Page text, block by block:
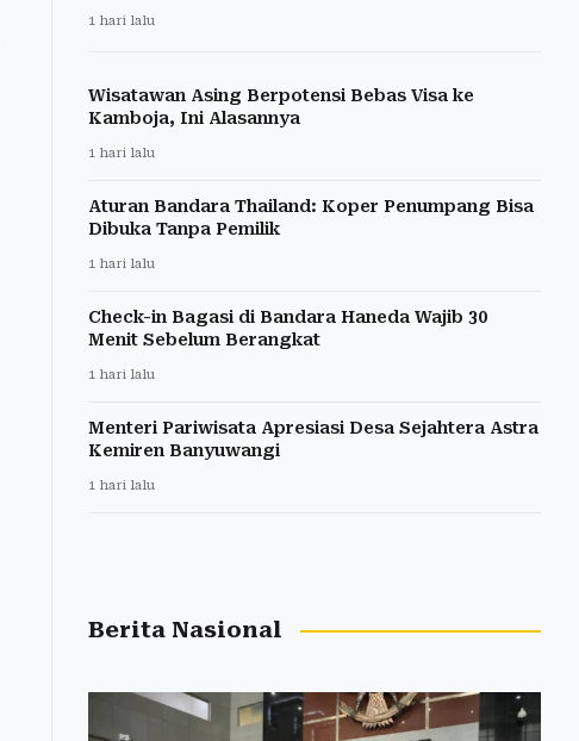
1 hari lalu
Wisatawan Asing Berpotensi Bebas Visa ke
Kamboja, Ini Alasannya
1 hari lalu
Aturan Bandara Thailand: Koper Penumpang Bisa
Dibuka Tanpa Pemilik
1 hari lalu
Check-in Bagasi di Bandara Haneda Wajib 30
Menit Sebelum Berangkat
1 hari lalu
Menteri Pariwisata Apresiasi Desa Sejahtera Astra
Kemiren Banyuwangi
1 hari lalu
Berita Nasional